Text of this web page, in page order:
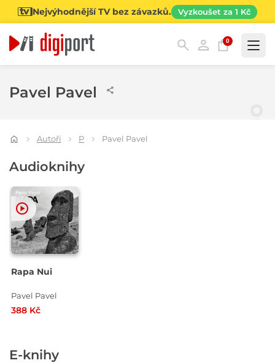
Nejvýhodnější TV bez závazků. Vyzkoušet za 1 Kč
0
Pavel Pavel
Autoři P Pavel Pavel
Audioknihy
Rapa Nui
Pavel Pavel
388 Kč
E-knihy